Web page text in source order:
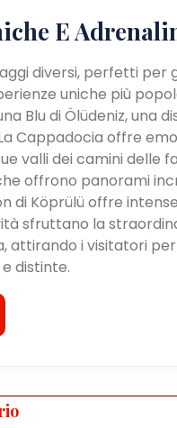
E
diversi, perfetti per
uniche più
Blu di Ölüdeniz, una
Cappadocia offre
valli dei camini delle
offrono panorami
di Köprülü offre
sfruttano la
attirando i visitatori
distinte.